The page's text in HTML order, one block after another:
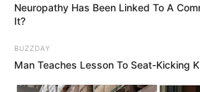
Neuropathy Has Been Linked To A
It?
BUZZDAY
Man Teaches Lesson To Seat-Kicking